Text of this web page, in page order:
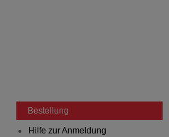
Bestellung
Hilfe zur Anmeldung